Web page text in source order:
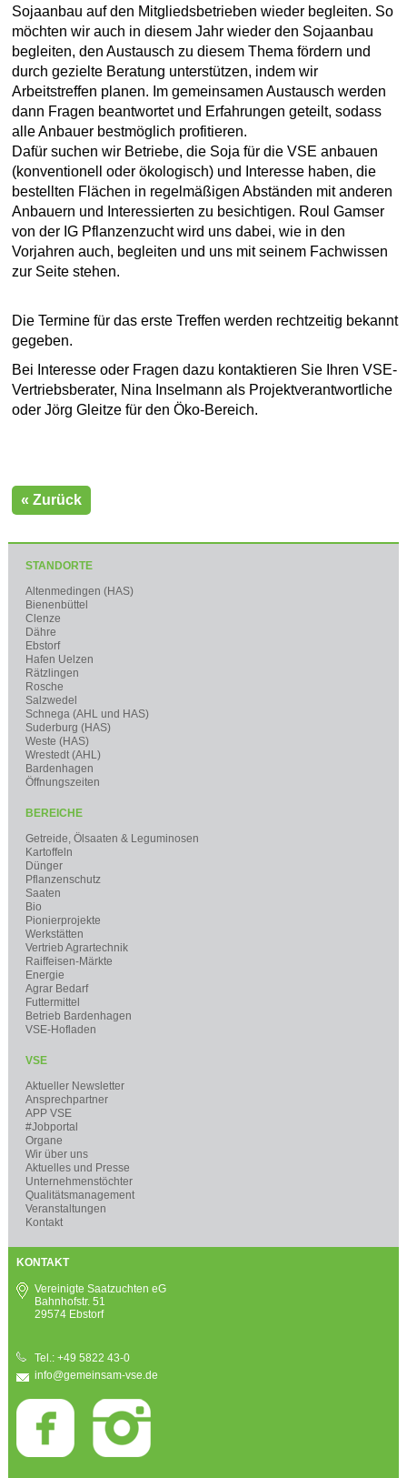
Sojaanbau auf den Mitgliedsbetrieben wieder begleiten. So
möchten wir auch in diesem Jahr wieder den Sojaanbau
begleiten, den Austausch zu diesem Thema fördern und
durch gezielte Beratung unterstützen, indem wir
Arbeitstreffen planen. Im gemeinsamen Austausch werden
dann Fragen beantwortet und Erfahrungen geteilt, sodass
alle Anbauer bestmöglich profitieren.
Dafür suchen wir Betriebe, die Soja für die VSE anbauen
(konventionell oder ökologisch) und Interesse haben, die
bestellten Flächen in regelmäßigen Abständen mit anderen
Anbauern und Interessierten zu besichtigen. Roul Gamser
von der IG Pflanzenzucht wird uns dabei, wie in den
Vorjahren auch, begleiten und uns mit seinem Fachwissen
zur Seite stehen.
Die Termine für das erste Treffen werden rechtzeitig bekannt
gegeben.
Bei Interesse oder Fragen dazu kontaktieren Sie Ihren VSE-
Vertriebsberater, Nina Inselmann als Projektverantwortliche
oder Jörg Gleitze für den Öko-Bereich.
« Zurück
STANDORTE
Altenmedingen (HAS)
Bienenbüttel
Clenze
Dähre
Ebstorf
Hafen Uelzen
Rätzlingen
Rosche
Salzwedel
Schnega (AHL und HAS)
Suderburg (HAS)
Weste (HAS)
Wrestedt (AHL)
Bardenhagen
Öffnungszeiten
BEREICHE
Getreide, Ölsaaten & Leguminosen
Kartoffeln
Dünger
Pflanzenschutz
Saaten
Bio
Pionierprojekte
Werkstätten
Vertrieb Agrartechnik
Raiffeisen-Märkte
Energie
Agrar Bedarf
Futtermittel
Betrieb Bardenhagen
VSE-Hofladen
VSE
Aktueller Newsletter
Ansprechpartner
APP VSE
#Jobportal
Organe
Wir über uns
Aktuelles und Presse
Unternehmenstöchter
Qualitätsmanagement
Veranstaltungen
Kontakt
KONTAKT
Vereinigte Saatzuchten eG
Bahnhofstr. 51
29574 Ebstorf
Tel.: +49 5822 43-0
info@gemeinsam-vse.de